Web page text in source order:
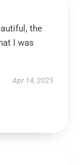
the
I was
Apr 14, 2025